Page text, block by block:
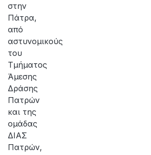
στην
Πάτρα,
από
αστυνομικούς
του
Τμήματος
Άμεσης
Δράσης
Πατρών
και της
ομάδας
ΔΙΑΣ
Πατρών,